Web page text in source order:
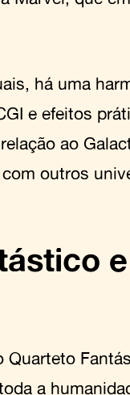
há uma
e efeitos
ao
outros
Quarteto
a